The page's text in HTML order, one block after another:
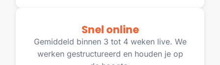
Snel online
Gemiddeld binnen 3 tot 4 weken live. We
werken gestructureerd en houden je op